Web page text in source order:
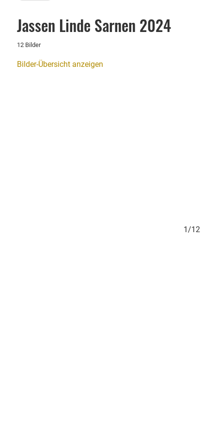
Jassen Linde Sarnen 2024
12 Bilder
Bilder-Übersicht anzeigen
1/12